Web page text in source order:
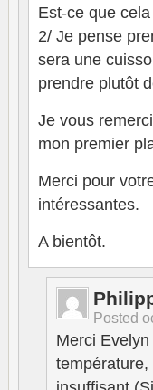
Est-ce que
2/ Je pense
sera une
prendre plutôt
Je vous
mon premier
Merci pour
intéressantes.
A bientôt.
Posted
Merci